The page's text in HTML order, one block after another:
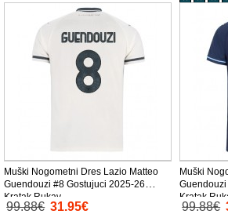
Muški Nogometni Dres Lazio Matteo
Guendouzi #8 Gostujuci 2025-26
Kratak Rukav
99.88€ 31.95€
Muški
Kratak
99.88€